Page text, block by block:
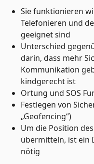
Sie funktionieren
Telefonieren und
geeignet sind
Unterschied
darin, dass mehr
Kommunikation
kindgerecht ist
Ortung und SOS
Festlegen von
„Geofencing“)
Um die Position
übermitteln, ist ein
nötig